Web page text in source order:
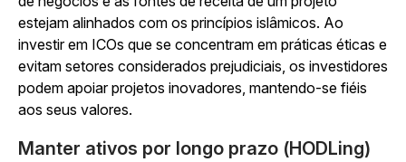
estejam alinhados com os princípios islâmicos. Ao
investir em ICOs que se concentram em práticas éticas e
evitam setores considerados prejudiciais, os investidores
podem apoiar projetos inovadores, mantendo-se fiéis
aos seus valores.
Manter ativos por longo prazo (HODLing)